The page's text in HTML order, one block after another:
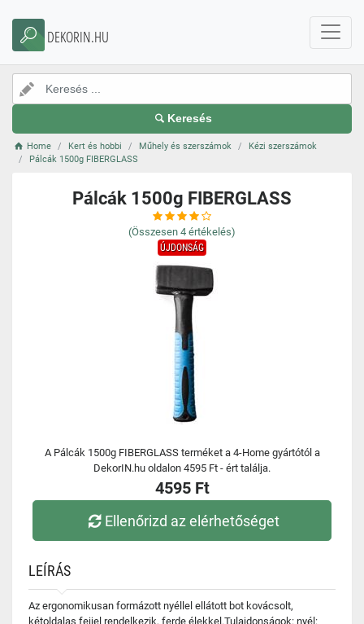
DEKORIN.HU
Keresés
Home Kert és hobbi Műhely és szerszámok
Kézi szerszámok
Pálcák 1500g FIBERGLASS
Pálcák 1500g FIBERGLASS
(Összesen 4 értékelés)
ÚJDONSÁG
A Pálcák 1500g FIBERGLASS terméket a 4-Home gyártótól a
DekorIN.hu oldalon 4595 Ft - ért találja.
4595 Ft
Ellenőrizd az elérhetőséget
LEÍRÁS
Az ergonomikusan formázott nyéllel ellátott bot kovácsolt,
kétoldalas fejjel rendelkezik, ferde élekkel.Tulajdonságok: nyél: